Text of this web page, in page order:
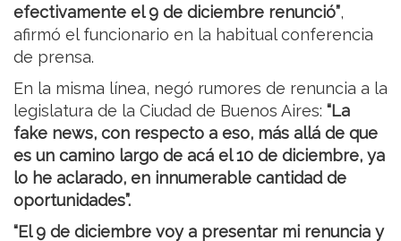
efectivamente el 9 de diciembre renunció”,
afirmó el funcionario en la habitual conferencia
de prensa.
En la misma línea, negó rumores de renuncia a la
legislatura de la Ciudad de Buenos Aires: “La
fake news, con respecto a eso, más allá de que
es un camino largo de acá el 10 de diciembre, ya
lo he aclarado, en innumerable cantidad de
oportunidades”.
“El 9 de diciembre voy a presentar mi renuncia y